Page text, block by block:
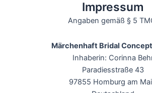
Impressum
Angaben gemäß § 5
Märchenhaft Bridal
Inhaberin: Corinna
Paradiesstraße 43
97855 Homburg am